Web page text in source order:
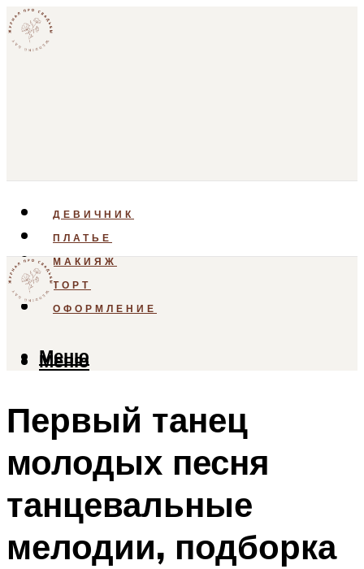
ДЕВИЧНИК
ПЛАТЬЕ
МАКИЯЖ
ТОРТ
ОФОРМЛЕНИЕ
Меню
Меню
Первый танец
молодых песня
танцевальные
мелодии, подборка